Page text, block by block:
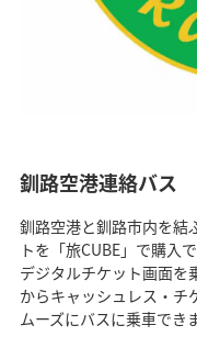
釧路空港連絡バス
釧路空港と釧路市内を結
トを「旅CUBE」で購入
デジタルチケット画面を
からキャッシュレス・チ
ムーズにバスに乗車でき